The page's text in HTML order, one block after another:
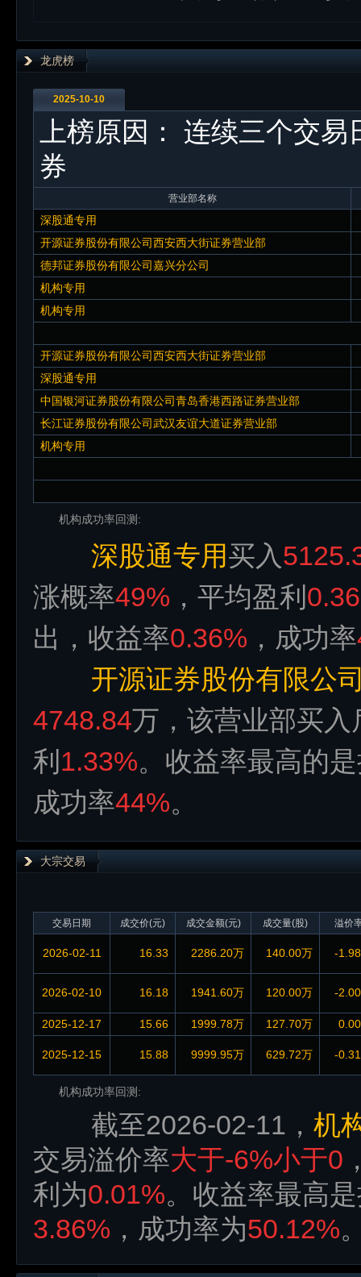
龙虎榜
2025-10-10
上榜原因： 连续三个交易
券
营业部名称
深股通专用
开源证券股份有限公司西安西大街证券营业部
德邦证券股份有限公司嘉兴分公司
机构专用
机构专用
开源证券股份有限公司西安西大街证券营业部
深股通专用
中国银河证券股份有限公司青岛香港西路证券营业部
长江证券股份有限公司武汉友谊大道证券营业部
机构专用
机构成功率回测:
深股通专用买入
涨概率49% ，平均盈利
出，收益率0.36% ，成功率
开源证券股份有限公
4748.84万，该营业部买
利 1.33%。收益率最高的
成功率44%。
大宗交易
交易日期 成交价(元) 成交金额(元) 成交量(股) 溢价
2026-02-11 16.33 2286.20万 140.00万 -
2026-02-10 16.18 1941.60万 120.00万 -
2025-12-17 15.66 1999.78万 127.70万
2025-12-15 15.88 9999.95万 629.72万 -
机构成功率回测:
截至2026-02-11， 机
交易溢价率大于-6%小于0
利为0.01%。收益率最高
3.86% ，成功率为50.12%